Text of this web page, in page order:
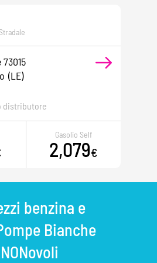
73015
(LE)
distributore
Gasolio Self
2,079€
benzina e
Bianche